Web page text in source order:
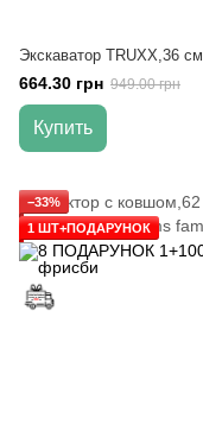
Экскаватор TRUXX,36 см
664.30 грн 949.00 грн
Купить
−33%
1 ШТ+ПОДАРУНОК